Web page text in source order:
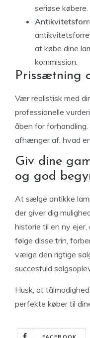
seriøse købere.
at købe dine
kommission.
Prissætning
Vær realistisk med
professionelle
åben for
afhænger af, hvad
Giv dine
og god
At sælge antikke
der giver dig
historie til en ny
følge disse trin,
vælge den rigtige
succesfuld
Husk, at
perfekte køber til